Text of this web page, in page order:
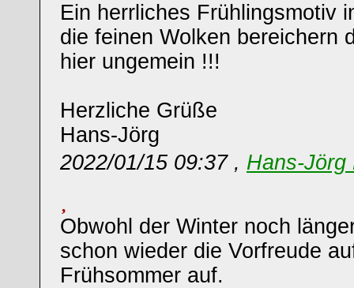
Ein herrliches Frühlingsmotiv
die feinen Wolken bereichern
hier ungemein !!!
Herzliche Grüße
Hans-Jörg
2022/01/15 09:37 , Hans-Jörg
Obwohl der Winter noch
schon wieder die Vorfreude
Frühsommer auf.